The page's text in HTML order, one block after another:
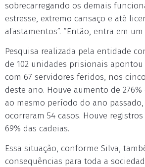
sobrecarregando os demais
estresse, extremo cansaço e até
afastamentos”. “Então, entra em um
Pesquisa realizada pela entidade
de 102 unidades prisionais apontou
com 67 servidores feridos, nos
deste ano. Houve aumento de
ao mesmo período do ano
ocorreram 54 casos. Houve
69% das cadeias.
Essa situação, conforme Silva,
consequências para toda a